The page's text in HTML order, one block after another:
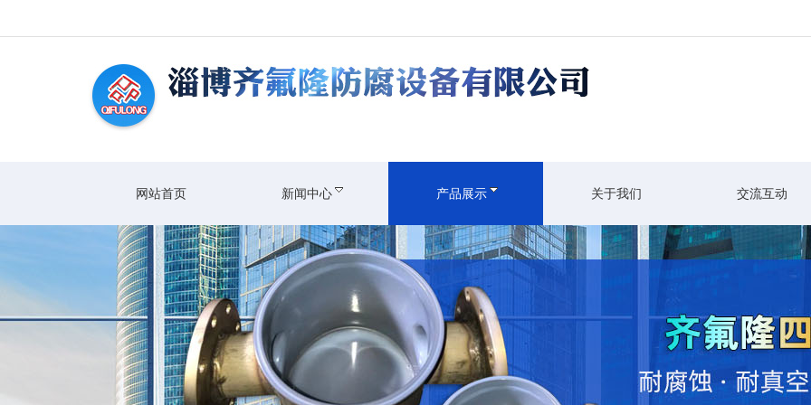
网站首页 新闻中心 产品展示 关于我们 交流互动